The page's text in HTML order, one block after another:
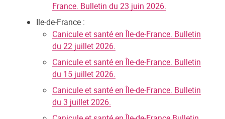
France. Bulletin du 23 juin 2026.
Ile-de-France :
Canicule et santé en Île-de-France. Bulletin
du 22 juillet 2026.
Canicule et santé en Île-de-France. Bulletin
du 15 juillet 2026.
Canicule et santé en Île-de-France. Bulletin
du 3 juillet 2026.